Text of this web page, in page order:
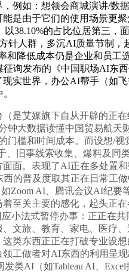
例如：想领会商城演讲/
是由于它们的使用场景更
以38.10%的占比位居第三
针人群，多沉AI质量节制
和降低成本仍是企业和员
询发布的《中国职场AI东
实世界，办公AI帮手（如
艾媒旗下自从开辟的正
大数据读懂中国贸易航
槛和时间成本。而设想/
旧事线索收集、爆料及
面。表现了AI正在多处置
的普及度取其正在日常工
Zoom AI、腾讯会议AI纪
至关主要的感化，起头正
小法式暂停办事：正正在
文旅、教育、家电、医疗
类东西正正在打破专业
工做者对AI东西的利用呈
类AI（如Tableau AI、